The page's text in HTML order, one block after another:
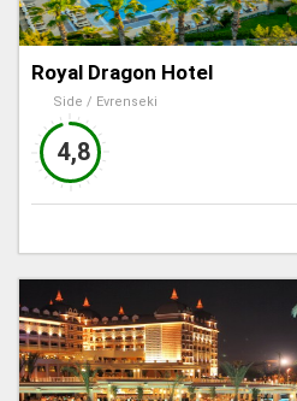
Royal Dragon Hotel
Side / Evrenseki
4,8